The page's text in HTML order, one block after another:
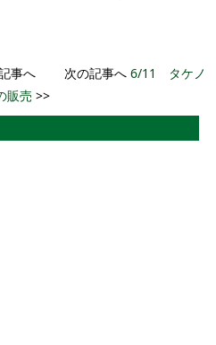
事へ 次の記事へ 6/11 タケノ
販売 >>